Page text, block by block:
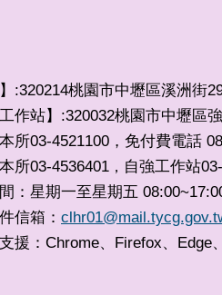
】:320214桃園市中壢區溪洲街
工作站】:320032桃園市中壢區
所03-4521100，免付費電話
所03-4536401 ， 自強工作站
：星期一至星期五
信箱：
援：Chrome、Firefox、Edge